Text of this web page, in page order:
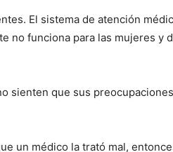
El sistema de atención
no funciona para las mujeres y
sienten que sus
un médico la trató mal,